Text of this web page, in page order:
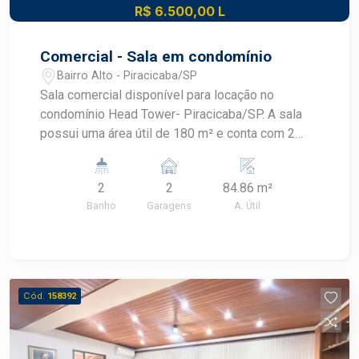
R$ 6.500,00 L
Comercial - Sala em condomínio
Bairro Alto - Piracicaba/SP
Sala comercial disponível para locação no
condomínio Head Tower- Piracicaba/SP. A sala
possui uma área útil de 180 m² e conta com 2
banheiros, 2 copas, Sala de reunião e ar
condicionado em todas as salas. Excelente
localização e infraestrutura. Ideal para diversos
2
Banho
2
Garagens
84.86 m²
A. Útil
Cód. 158392